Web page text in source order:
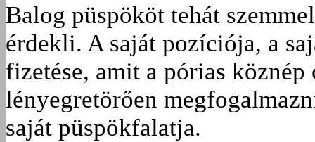
Balog püspököt tehát
érdekli. A saját pozíciója, a
fizetése, amit a pórias
lényegretörően
saját püspökfalatja.